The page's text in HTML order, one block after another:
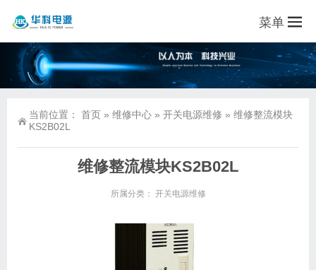
菜单
当前位置： 首页 » 维修中心 » 开关电源维修 » 维修整流模块
KS2B02L
维修整流模块KS2B02L
所属分类： 开关电源维修